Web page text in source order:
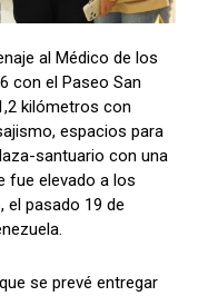
al Médico de los
con el Paseo San
kilómetros con
espacios para
santuario con una
fue elevado a los
el pasado 19 de
se prevé entregar